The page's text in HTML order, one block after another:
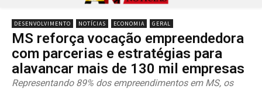
DESENVOLVIMENTO NOTÍCIAS ECONOMIA GERAL
MS reforça vocação empreendedora
com parcerias e estratégias para
alavancar mais de 130 mil empresas
Representando 89% dos empreendimentos em MS, os